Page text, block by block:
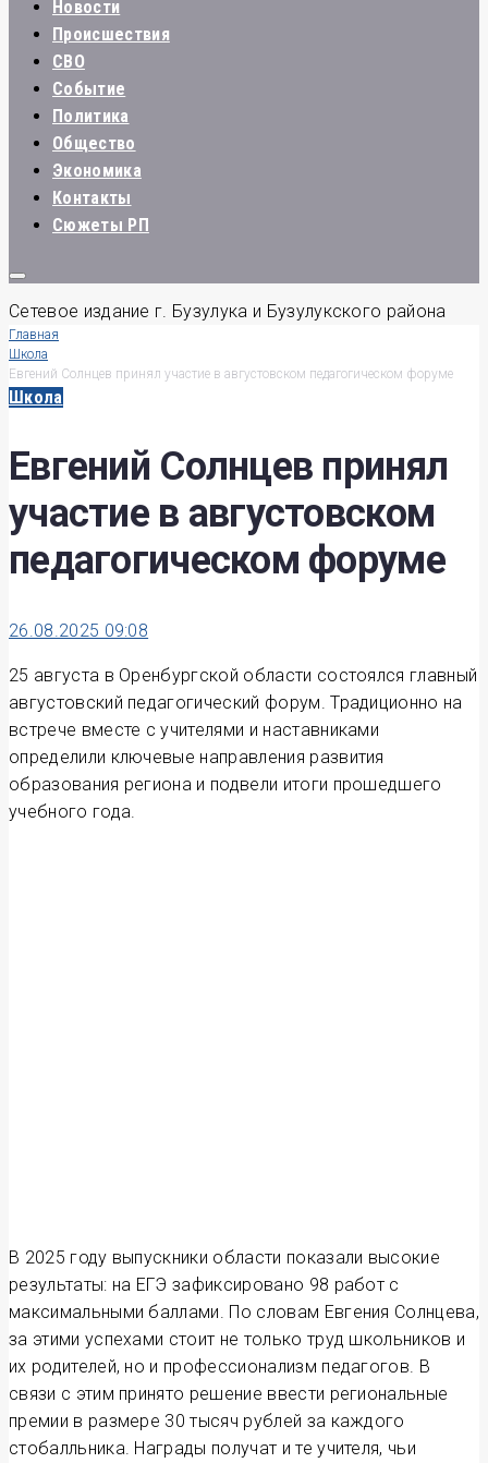
Новости
Происшествия
СВО
Событие
Политика
Общество
Экономика
Контакты
Сюжеты РП
Сетевое издание г. Бузулука и Бузулукского района
Главная
Школа
Евгений Солнцев принял участие в августовском педагогическом форуме
Школа
Евгений Солнцев принял
участие в августовском
педагогическом форуме
26.08.2025 09:08
25 августа в Оренбургской области состоялся главный
августовский педагогический форум. Традиционно на
встрече вместе с учителями и наставниками
определили ключевые направления развития
образования региона и подвели итоги прошедшего
учебного года.
В 2025 году выпускники области показали высокие
результаты: на ЕГЭ зафиксировано 98 работ с
максимальными баллами. По словам Евгения Солнцева,
за этими успехами стоит не только труд школьников и
их родителей, но и профессионализм педагогов. В
связи с этим принято решение ввести региональные
премии в размере 30 тысяч рублей за каждого
стобалльника. Награды получат и те учителя, чьи